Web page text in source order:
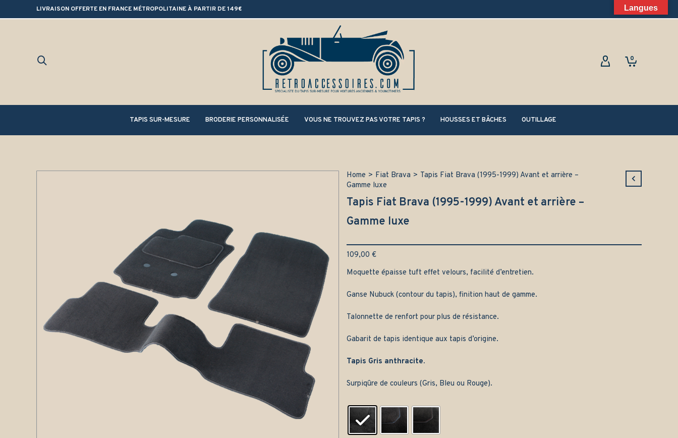
LIVRAISON OFFERTE EN FRANCE MÉTROPOLITAINE À PARTIR DE 149€
0
TAPIS SUR-MESURE BRODERIE PERSONNALISÉE VOUS NE TROUVEZ PAS VOTRE TAPIS ? HOUSSES ET BÂCHES OUTILLAGE
Home > Fiat Brava > Tapis Fiat Brava (1995-1999) Avant et arrière –
Gamme luxe
Tapis Fiat Brava (1995-1999) Avant et arrière –
Gamme luxe
109,00 €
Moquette épaisse tuft effet velours, facilité d’entretien.
Ganse Nubuck (contour du tapis), finition haut de gamme.
Talonnette de renfort pour plus de résistance.
Gabarit de tapis identique aux tapis d’origine.
Tapis Gris anthracite.
Surpiqûre de couleurs (Gris, Bleu ou Rouge).
Langues